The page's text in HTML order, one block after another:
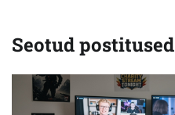
Seotud postitused